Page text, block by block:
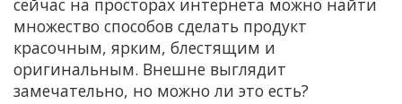
множество способов сделать продукт
красочным, ярким, блестящим и
оригинальным. Внешне выглядит
замечательно, но можно ли это есть?